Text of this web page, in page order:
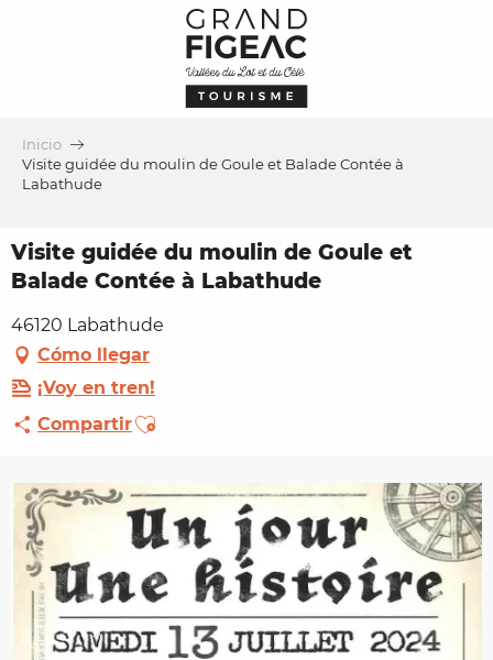
Inicio
Visite guidée du moulin de Goule et Balade Contée à
Labathude
Visite guidée du moulin de Goule et
Balade Contée à Labathude
46120 Labathude
Cómo llegar
¡Voy en tren!
CompartirAjouter aux favoris